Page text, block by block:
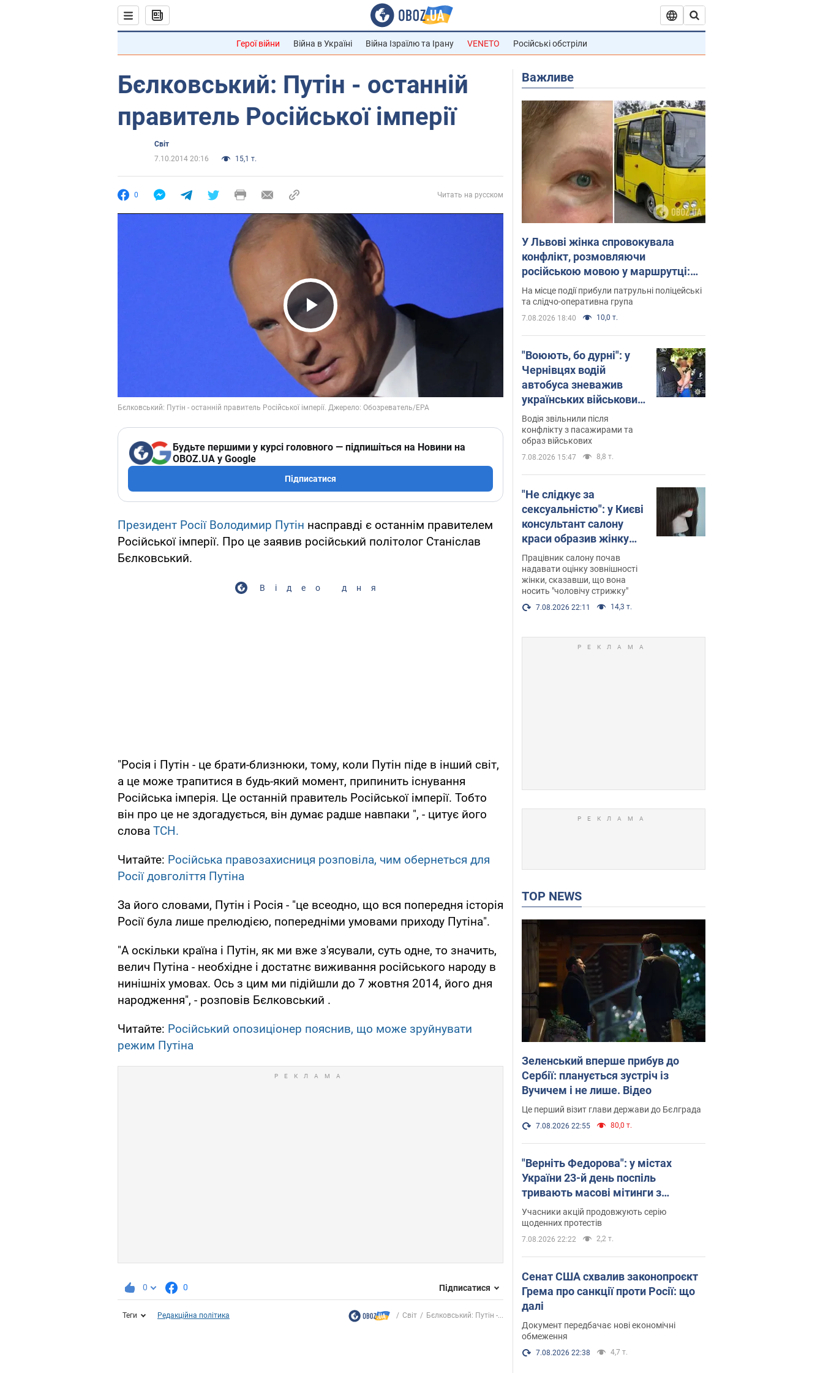
Герої війни Війна в Україні Війна Ізраїлю та Ірану VENETO Російські обстріли
Бєлковський: Путін - останній
правитель Російської імперії
Світ
7.10.2014 20:16
15,1 т.
0 Читать на русском
Play Video
Будьте першими у курсі головного — підпишіться на Новини на
OBOZ.UA у Google
Підписатися
Президент Росії Володимир Путін насправді є останнім правителем
Російської імперії. Про це заявив російський політолог Станіслав
Бєлковський.
Відео дня
"Росія і Путін - це брати-близнюки, тому, коли Путін піде в інший світ,
а це може трапитися в будь-який момент, припинить існування
Російська імперія. Це останній правитель Російської імперії. Тобто
він про це не здогадується, він думає радше навпаки ", - цитує його
слова ТСН.
Читайте: Російська правозахисниця розповіла, чим обернеться для
Росії довголіття Путіна
За його словами, Путін і Росія - "це всеодно, що вся попередня історія
Росії була лише прелюдією, попередніми умовами приходу Путіна".
"А оскільки країна і Путін, як ми вже з'ясували, суть одне, то значить,
велич Путіна - необхідне і достатнє виживання російського народу в
нинішніх умовах. Ось з цим ми підійшли до 7 жовтня 2014, його дня
народження", - розповів Бєлковський .
Читайте: Російський опозиціонер пояснив, що може зруйнувати
режим Путіна
0 0 Підписатися
Теги Редакційна політика Світ Бєлковський: Путін -...
Важливе
У Львові жінка спровокувала
конфлікт, розмовляючи
російською мовою у маршрутці:
поліція склала адмінпротокол.
Відео
На місце події прибули патрульні поліцейські
та слідчо-оперативна група
7.08.2026 18:40 10,0 т.
"Воюють, бо дурні": у
Чернівцях водій
автобуса зневажив
українських військових
і поплатився. Відео
Водія звільнили після
конфлікту з пасажирами та
образ військових
7.08.2026 15:47 8,8 т.
"Не слідкує за
сексуальністю": у Києві
консультант салону
краси образив жінку
після хімієтерапії,
розгорівся скандал.
Фото
Працівник салону почав
надавати оцінку зовнішності
жінки, сказавши, що вона
носить "чоловічу стрижку"
7.08.2026 22:11 14,3 т.
TOP NEWS
Зеленський вперше прибув до
Сербії: планується зустріч із
Вучичем і не лише. Відео
Це перший візит глави держави до Бєлграда
7.08.2026 22:55 80,0 т.
"Верніть Федорова": у містах
України 23-й день поспіль
тривають масові мітинги з
картонками. Фото і відео
Учасники акцій продовжують серію
щоденних протестів
7.08.2026 22:22 2,2 т.
Сенат США схвалив законопроєкт
Грема про санкції проти Росії: що
далі
Документ передбачає нові економічні
обмеження
7.08.2026 22:38 4,7 т.